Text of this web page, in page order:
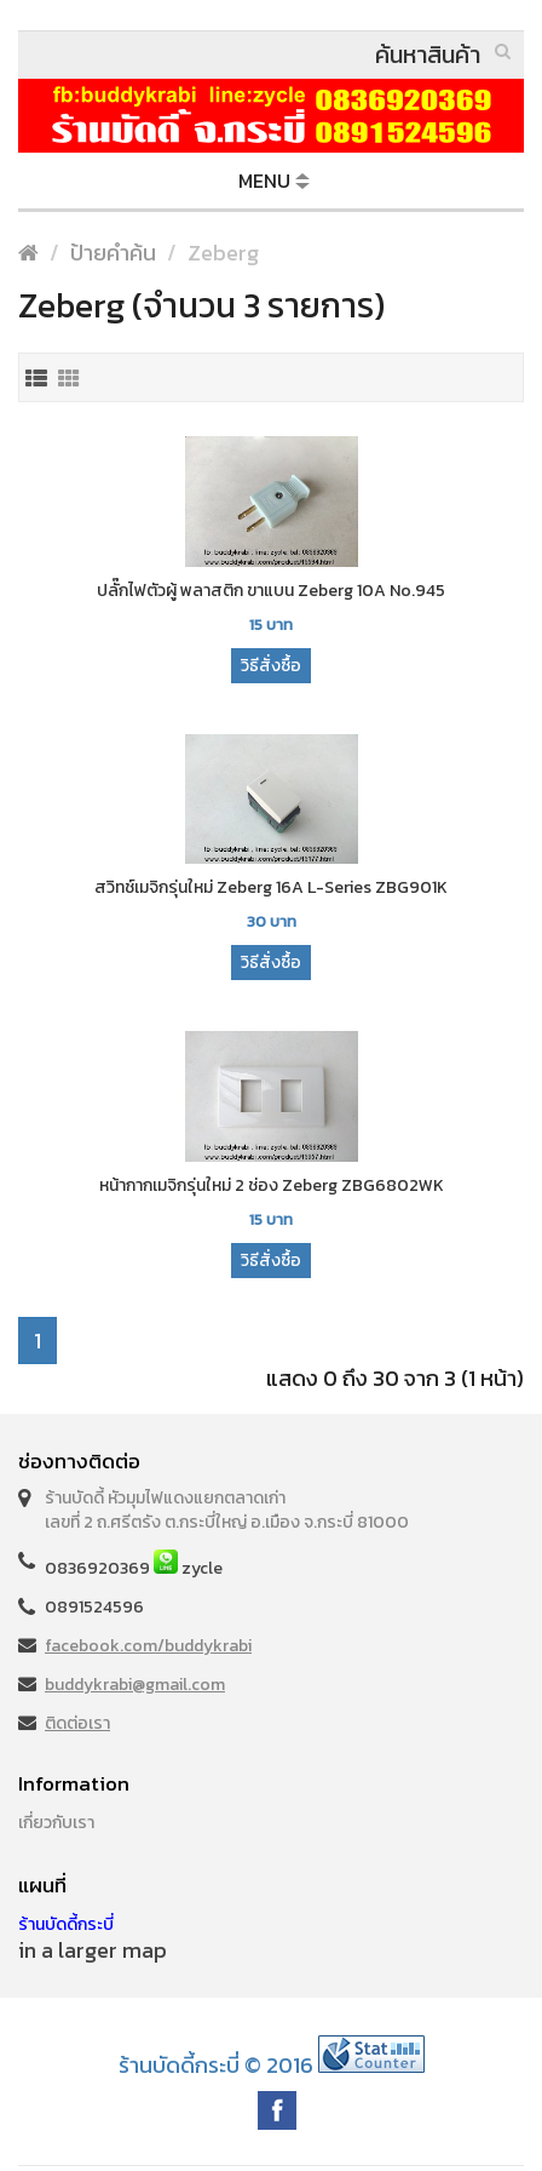
MENU
ป้ายคำค้น Zeberg
Zeberg (จำนวน 3 รายการ)
ปลั๊กไฟตัวผู้ พลาสติก ขาแบน Zeberg 10A No.945
15บาท
วิธีสั่งซื้อ
สวิทช์เมจิกรุ่นใหม่ Zeberg 16A L-Series ZBG901K
30บาท
วิธีสั่งซื้อ
หน้ากากเมจิกรุ่นใหม่ 2 ช่อง Zeberg ZBG6802WK
15บาท
วิธีสั่งซื้อ
1
แสดง 0 ถึง 30 จาก 3 (1 หน้า)
ช่องทางติดต่อ
ร้านบัดดี้ หัวมุมไฟแดงแยกตลาดเก่า
เลขที่ 2 ถ.ศรีตรัง ต.กระบี่ใหญ่ อ.เมือง จ.กระบี่ 81000
0836920369
zycle
0891524596
facebook.com/buddykrabi
buddykrabi@gmail.com
ติดต่อเรา
Information
เกี่ยวกับเรา
แผนที่
ร้านบัดดี้กระบี่
in a larger map
ร้านบัดดี้กระบี่ © 2016